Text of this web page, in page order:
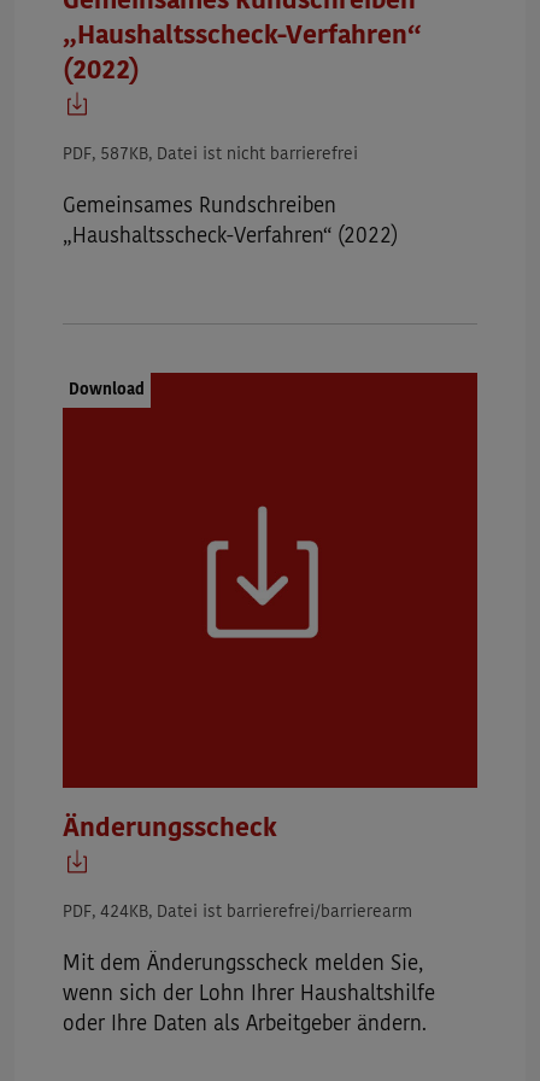
„Haushaltsscheck-Verfahren“
(2022)
PDF, 587KB, Datei ist nicht barrierefrei
Gemeinsames Rundschreiben
„Haushaltsscheck-Verfahren“ (2022)
Dokumenttyp:
Download
Änderungsscheck
PDF, 424KB, Datei ist barrierefrei/barrierearm
Mit dem Änderungsscheck melden Sie,
wenn sich der Lohn Ihrer Haushaltshilfe
oder Ihre Daten als Arbeitgeber ändern.